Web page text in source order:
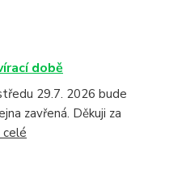
době
29.7. 2026 bude
zavřená. Děkuji za